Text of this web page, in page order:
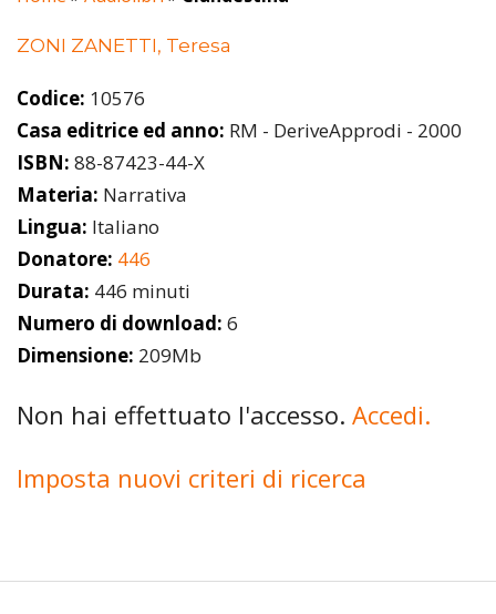
ZONI ZANETTI, Teresa
Codice: 10576
Casa editrice ed anno: RM - DeriveApprodi - 2000
ISBN: 88-87423-44-X
Materia: Narrativa
Lingua: Italiano
Donatore: 446
Durata: 446 minuti
Numero di download: 6
Dimensione: 209Mb
Non hai effettuato l'accesso. Accedi.
Imposta nuovi criteri di ricerca